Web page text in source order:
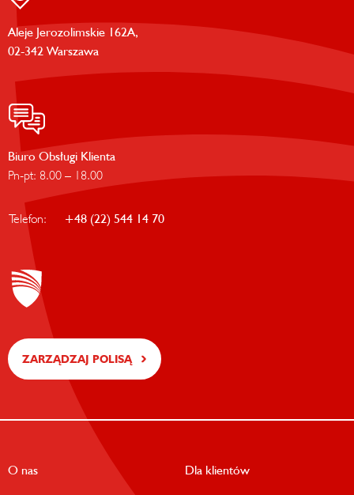
Aleje Jerozolimskie 162A,
02-342 Warszawa
Biuro Obsługi Klienta
Pn-pt: 8.00 – 18.00
Telefon: +48 (22) 544 14 70
ZARZĄDZAJ POLISĄ
O nas Dla klientów